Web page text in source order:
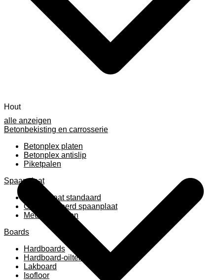
alle anzeigen
Betonbekisting en carrosserie
Betonplex platen
Betonplex antislip
Piketpalen
Spaanplaat
Spaanplaat standaard
Geplastificeerd spaanplaat
Meubelpanelen
Boards
Hardboards
Hardboard-oiltemperated
Lakboard
Isofloor
Hout